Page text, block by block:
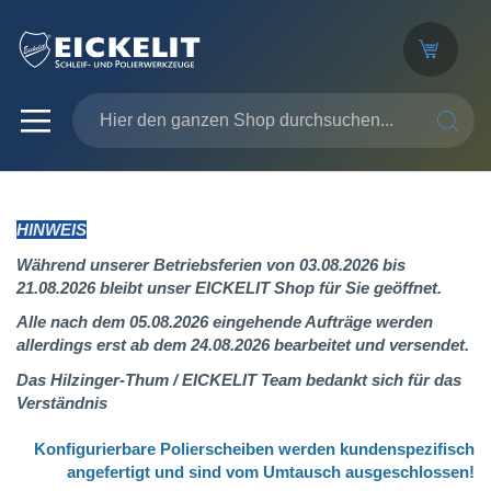
SUCHE
HINWEIS
Während unserer Betriebsferien von 03.08.2026 bis
21.08.2026 bleibt unser EICKELIT Shop für Sie geöffnet.
Alle nach dem 05.08.2026 eingehende Aufträge werden
allerdings erst ab dem 24.08.2026 bearbeitet und versendet.
Das Hilzinger-Thum / EICKELIT Team bedankt sich für das
Verständnis
Konfigurierbare Polierscheiben werden kundenspezifisch
angefertigt und sind vom Umtausch ausgeschlossen!